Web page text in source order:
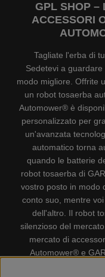
GPL SHOP –
ACCESSORI
Tagliate l'erba di
Sedetevi a
modo migliore. Offrite
un robot tosaerba
Automower® è
personalizzato per
un'avanzata
automatico torna
quando le batterie
robot tosaerba di
vostro posto in modo
conto suo, mentre
dell'altro. Il robot
silenzioso del
mercato di
Automower® e